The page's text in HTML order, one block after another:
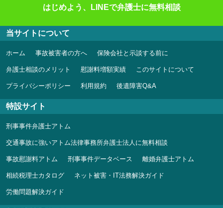
はじめよう、LINEで弁護士に無料相談
当サイトについて
ホーム 事故被害者の方へ 保険会社と示談する前に
弁護士相談のメリット 慰謝料増額実績 このサイトについて
プライバシーポリシー 利用規約 後遺障害Q&A
特設サイト
刑事事件弁護士アトム
交通事故に強いアトム法律事務所弁護士法人に無料相談
事故慰謝料アトム 刑事事件データベース 離婚弁護士アトム
相続税理士カタログ ネット被害・IT法務解決ガイド
労働問題解決ガイド